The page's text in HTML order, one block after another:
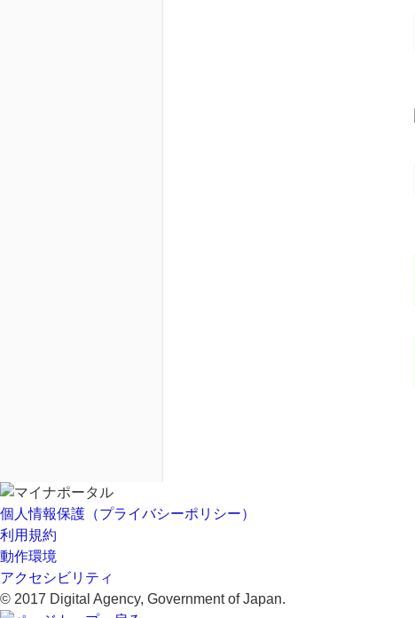
個人情報保護（プライバシーポリシー）
利用規約
動作環境
アクセシビリティ
© 2017 Digital Agency, Government of Japan.